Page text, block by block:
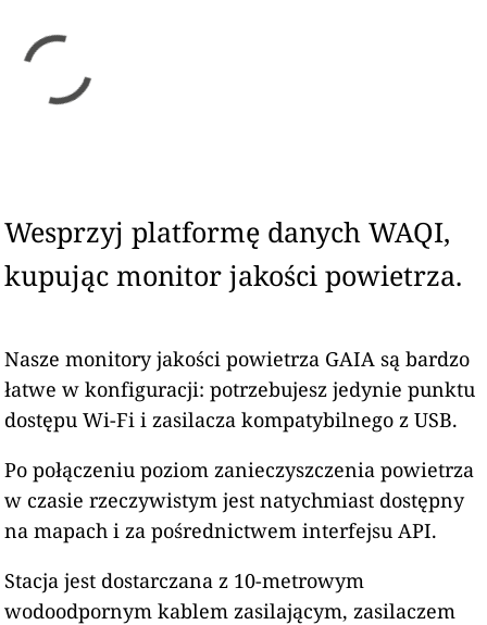
Wesprzyj platformę danych WAQI,
kupując monitor jakości powietrza.
Nasze monitory jakości powietrza GAIA są bardzo
łatwe w konfiguracji: potrzebujesz jedynie punktu
dostępu Wi-Fi i zasilacza kompatybilnego z USB.
Po połączeniu poziom zanieczyszczenia powietrza
w czasie rzeczywistym jest natychmiast dostępny
na mapach i za pośrednictwem interfejsu API.
Stacja jest dostarczana z 10-metrowym
wodoodpornym kablem zasilającym, zasilaczem